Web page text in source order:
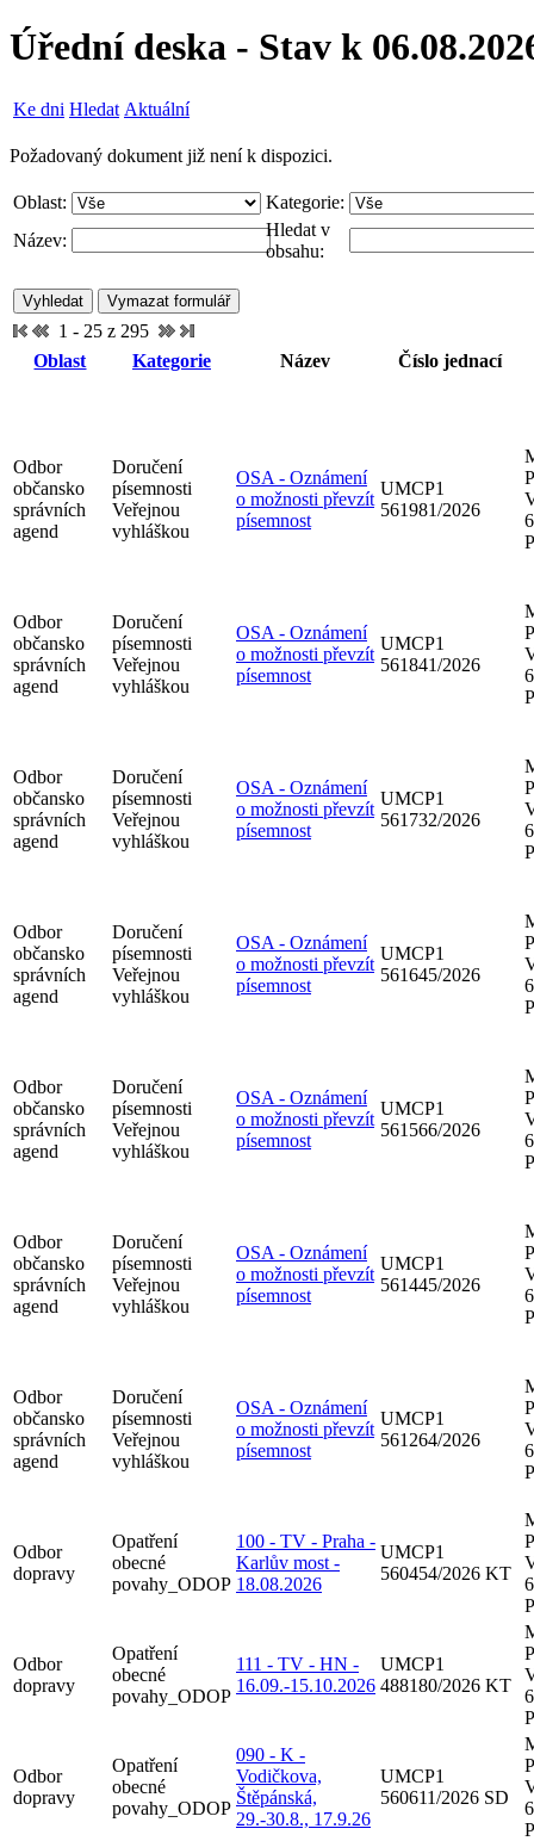
Úřední deska - Stav k
Ke dni Hledat Aktuální
Požadovaný dokument již není k dispozici.
Oblast:
Kategorie:
Název:
Hledat v
obsahu:
1 - 25 z 295
Oblast
Kategorie Název Číslo jednací
Odbor
občansko
správních
agend
Doručení
písemnosti
Veřejnou
vyhláškou
OSA - Oznámení
o možnosti převzít
písemnost
UMCP1
561981/2026
Odbor
občansko
správních
agend
Doručení
písemnosti
Veřejnou
vyhláškou
OSA - Oznámení
o možnosti převzít
písemnost
UMCP1
561841/2026
Odbor
občansko
správních
agend
Doručení
písemnosti
Veřejnou
vyhláškou
OSA - Oznámení
o možnosti převzít
písemnost
UMCP1
561732/2026
Odbor
občansko
správních
agend
Doručení
písemnosti
Veřejnou
vyhláškou
OSA - Oznámení
o možnosti převzít
písemnost
UMCP1
561645/2026
Odbor
občansko
správních
agend
Doručení
písemnosti
Veřejnou
vyhláškou
OSA - Oznámení
o možnosti převzít
písemnost
UMCP1
561566/2026
Odbor
občansko
správních
agend
Doručení
písemnosti
Veřejnou
vyhláškou
OSA - Oznámení
o možnosti převzít
písemnost
UMCP1
561445/2026
Odbor
občansko
správních
agend
Doručení
písemnosti
Veřejnou
vyhláškou
OSA - Oznámení
o možnosti převzít
písemnost
UMCP1
561264/2026
Odbor
dopravy
Opatření
obecné
povahy_ODOP
100 - TV - Praha -
Karlův most -
18.08.2026
UMCP1
560454/2026 KT
Odbor
dopravy
Opatření
obecné
povahy_ODOP
111 - TV - HN -
16.09.-15.10.2026
UMCP1
488180/2026 KT
Odbor
dopravy
Opatření
obecné
povahy_ODOP
090 - K -
Vodičkova,
Štěpánská,
29.-30.8., 17.9.26
UMCP1
560611/2026 SD